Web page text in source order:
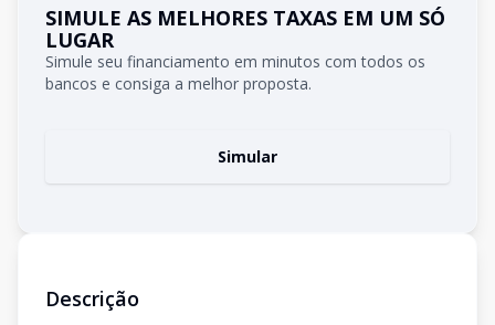
SIMULE AS MELHORES TAXAS EM UM SÓ
LUGAR
Simule seu financiamento em minutos com todos os
bancos e consiga a melhor proposta.
Simular
Descrição